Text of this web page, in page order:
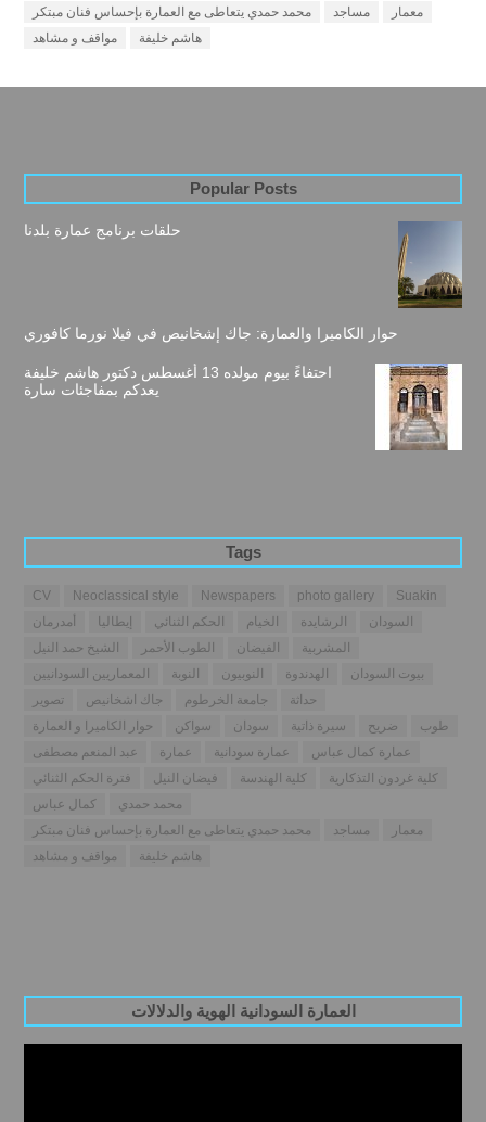
محمد حمدي يتعاطى مع العمارة بإحساس فنان مبتكر
مساجد
معمار
مواقف و مشاهد
هاشم خليفة
Popular Posts
حلقات برنامج عمارة بلدنا
حوار الكاميرا والعمارة: جاك إشخانيص في فيلا نورما كافوري
احتفاءً بيوم مولده 13 أغسطس دكتور هاشم خليفة
يعدكم بمفاجئات سارة
Tags
CV Neoclassical style Newspapers photo gallery
Suakin
أمدرمان
إيطاليا الحكم الثنائي الخيام الرشايدة
السودان
الشيخ حمد النيل
الطوب الأحمر الفيضان
المشربية
المعماريين السودانيين
النوبة النوبيون الهدندوة
بيوت السودان
تصوير
جاك اشخانيص جامعة الخرطوم
حداثة
حوار الكاميرا و العمارة
سواكن سودان سيرة ذاتية ضريح
طوب
عبد المنعم مصطفى
عمارة عمارة سودانية
عمارة كمال عباس
فترة الحكم الثنائي
فيضان النيل كلية الهندسة
كلية غردون التذكارية
كمال عباس
محمد حمدي
محمد حمدي يتعاطى مع العمارة بإحساس فنان مبتكر
مساجد
معمار
مواقف و مشاهد
هاشم خليفة
العمارة السودانية الهوية والدلالات